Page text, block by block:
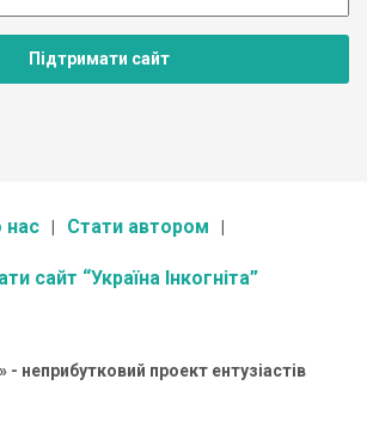
Підтримати сайт
нас Стати автором
сайт “Україна Інкогніта”
- неприбутковий проект ентузіастів